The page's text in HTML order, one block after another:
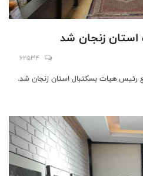
زنجان شد
62534
رئیس هیات بسکتبال استان زنجان شد.